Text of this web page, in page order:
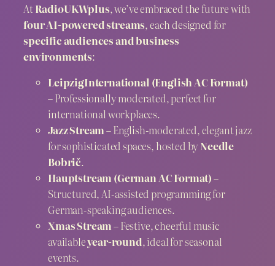
AtRadioUKWplus, we’ve embraced the future with
four AI-powered streams, each designed for
specific audiences and business
environments:
LeipzigInternational (English AC Format)
– Professionally moderated, perfect for
international workplaces.
Jazz Stream– English-moderated, elegant jazz
for sophisticated spaces, hosted byNeedle
Bobrič.
Hauptstream (German AC Format)–
Structured, AI-assisted programming for
German-speaking audiences.
Xmas Stream– Festive, cheerful music
availableyear-round, ideal for seasonal
events.